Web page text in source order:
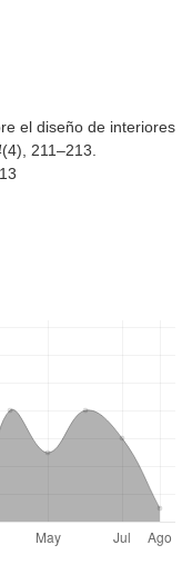
el diseño de interiores
(4), 211–213.